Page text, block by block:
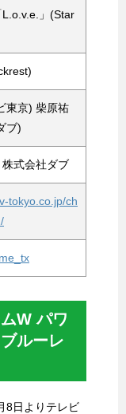
」(Star
東京) 柴原祐
ブ)
式会社ダブ
tokyo.co.jp/ch
W パワ
ルーレ
8日よりテレビ